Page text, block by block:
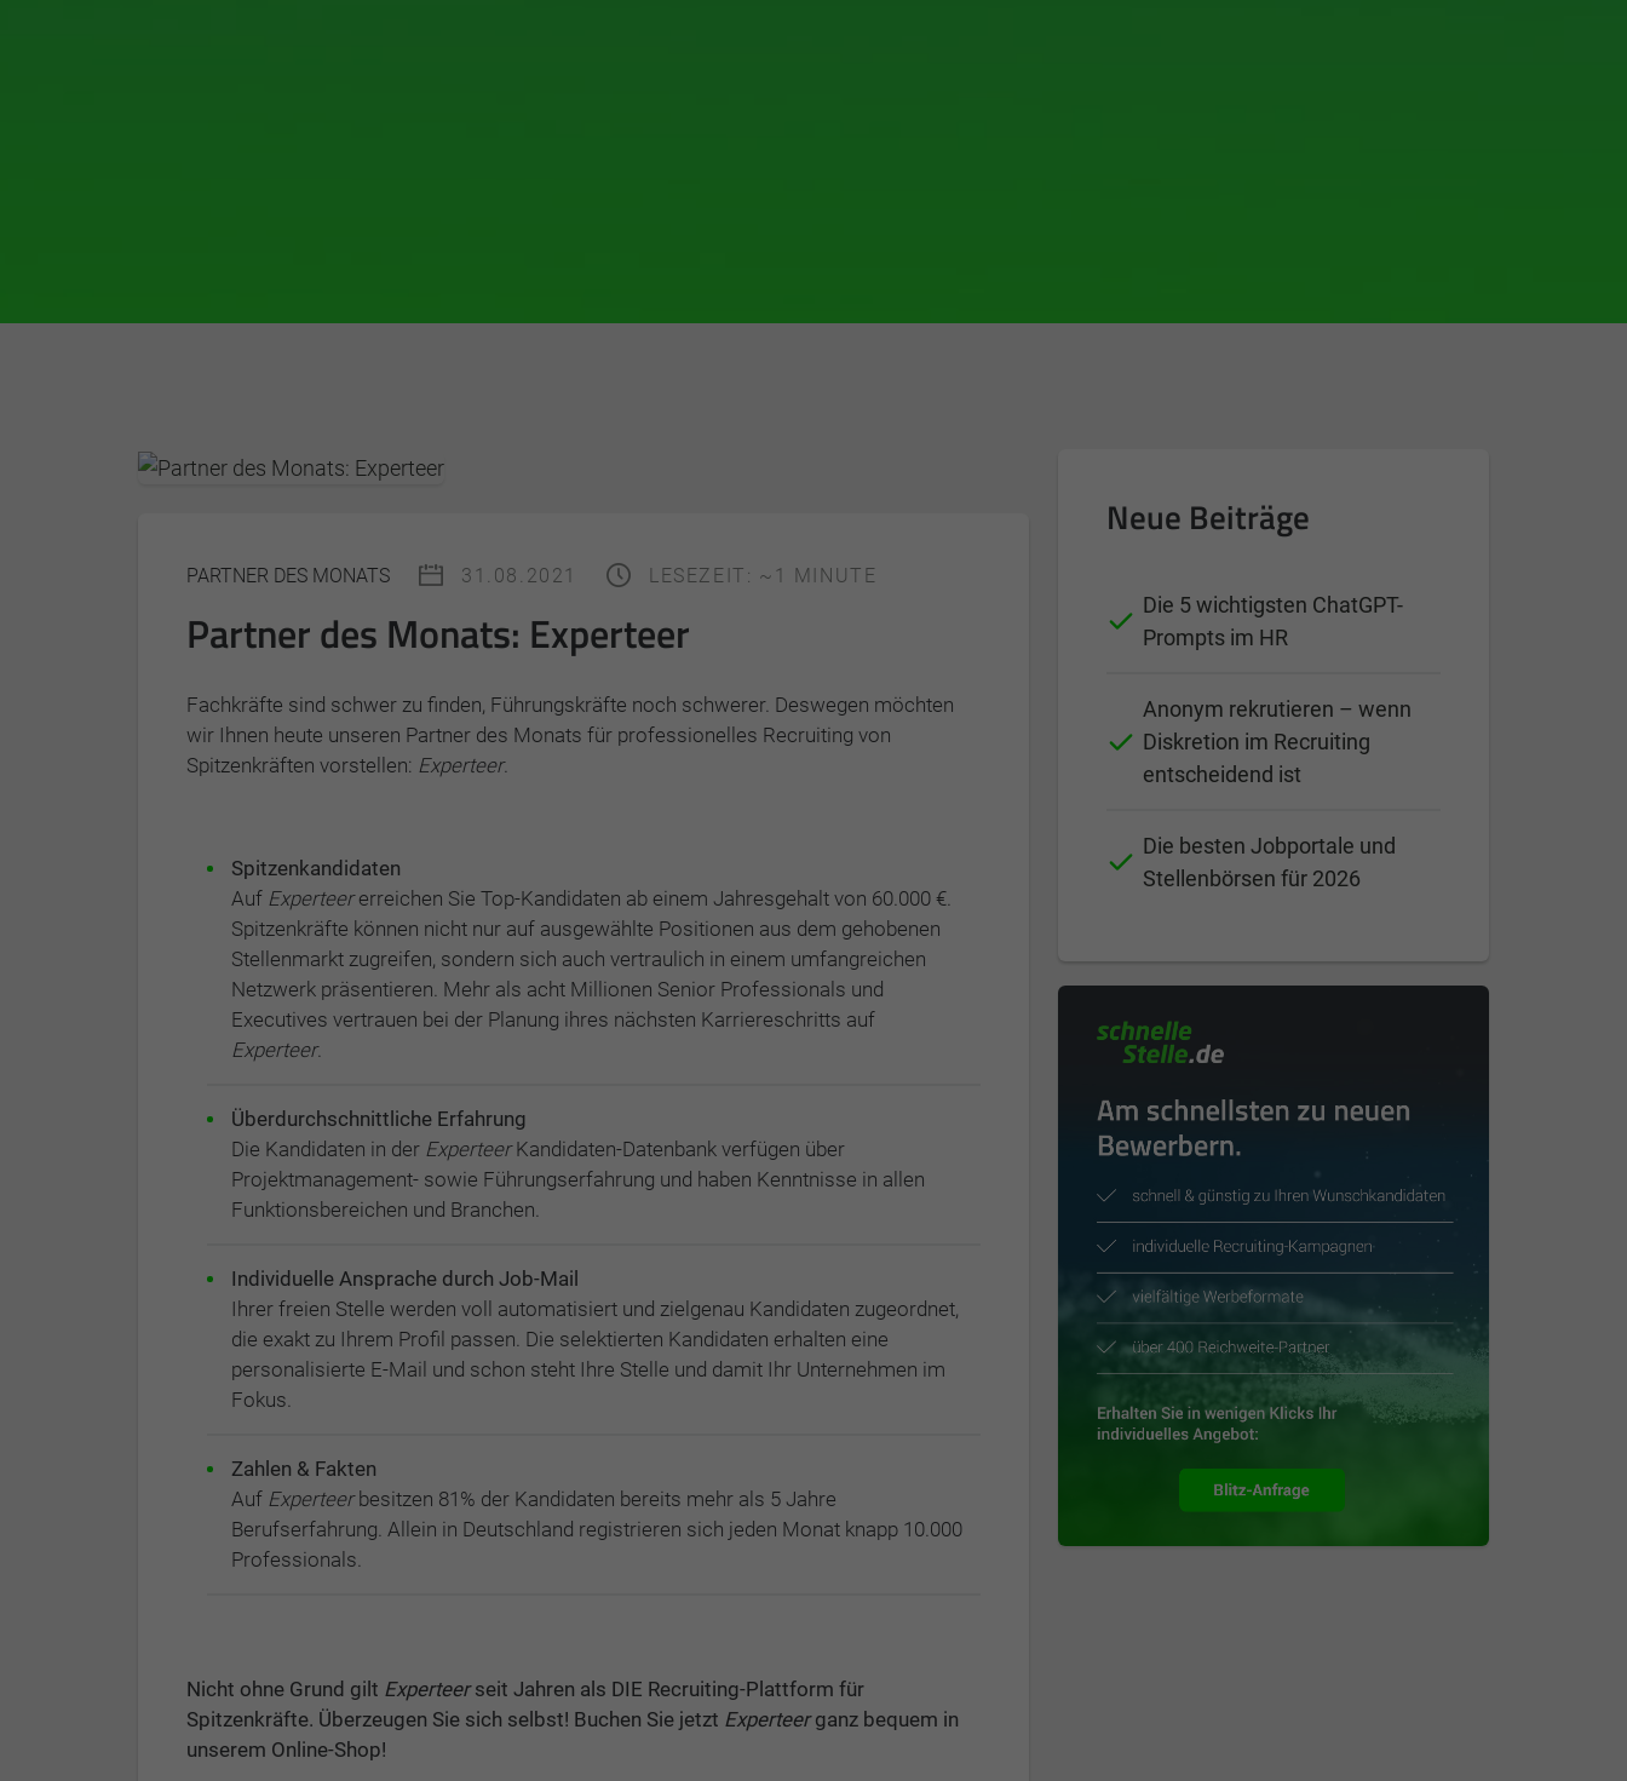
Neue Beiträge
Die 5 wichtigsten ChatGPT-
Prompts im HR
Anonym rekrutieren – wenn
Diskretion im Recruiting
entscheidend ist
Die besten Jobportale und
Stellenbörsen für 2026
PARTNER DES MONATS 31.08.2021 LESEZEIT: ~1 MINUTE
Partner des Monats: Experteer
Fachkräfte sind schwer zu finden, Führungskräfte noch schwerer. Deswegen möchten
wir Ihnen heute unseren Partner des Monats für professionelles Recruiting von
Spitzenkräften vorstellen: Experteer.
Spitzenkandidaten
Auf Experteererreichen Sie Top-Kandidaten ab einem Jahresgehalt von 60.000 €.
Spitzenkräfte können nicht nur auf ausgewählte Positionen aus dem gehobenen
Stellenmarkt zugreifen, sondern sich auch vertraulich in einem umfangreichen
Netzwerk präsentieren. Mehr als acht Millionen Senior Professionals und
Executives vertrauen bei der Planung ihres nächsten Karriereschritts auf
Experteer.
Überdurchschnittliche Erfahrung
Die Kandidaten in der ExperteerKandidaten-Datenbank verfügen über
Projektmanagement- sowie Führungserfahrung und haben Kenntnisse in allen
Funktionsbereichen und Branchen.
Individuelle Ansprache durch Job-Mail
Ihrer freien Stelle werden voll automatisiert und zielgenau Kandidaten zugeordnet,
die exakt zu Ihrem Profil passen. Die selektierten Kandidaten erhalten eine
personalisierte E-Mail und schon steht Ihre Stelle und damit Ihr Unternehmen im
Fokus.
Zahlen & Fakten
Auf Experteerbesitzen 81% der Kandidaten bereits mehr als 5 Jahre
Berufserfahrung. Allein in Deutschland registrieren sich jeden Monat knapp 10.000
Professionals.
Nicht ohne Grund gilt Experteerseit Jahren als DIE Recruiting-Plattform für
Spitzenkräfte. Überzeugen Sie sich selbst! Buchen Sie jetzt Experteerganz bequem in
unserem Online-Shop!